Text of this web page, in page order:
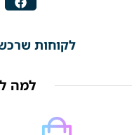
לקוחות
למה